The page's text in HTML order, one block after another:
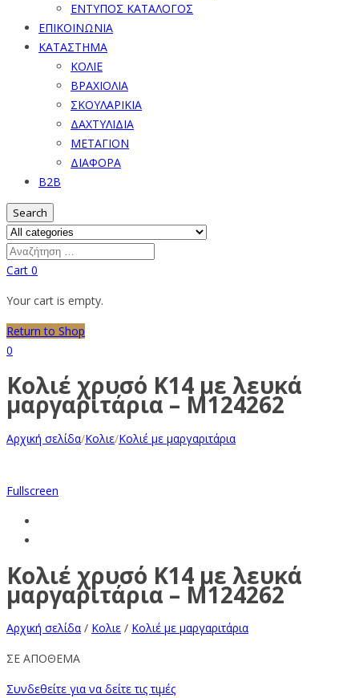
ΕΝΤΥΠΟΣ ΚΑΤΑΛΟΓΟΣ
ΕΠΙΚΟΙΝΩΝΙΑ
ΚΑΤΑΣΤΗΜΑ
ΚΟΛΙΕ
ΒΡΑΧΙΟΛΙΑ
ΣΚΟΥΛΑΡΙΚΙΑ
ΔΑΧΤΥΛΙΔΙΑ
ΜΕΤΑΓΙΟΝ
ΔΙΑΦΟΡΑ
B2B
Search
Cart 0
Your cart is empty.
Return to Shop
0
Κολιέ χρυσό Κ14 με λευκά
μαργαριτάρια – M124262
Αρχική σελίδα/Κολιε/Κολιέ με μαργαριτάρια
Fullscreen
Κολιέ χρυσό Κ14 με λευκά
μαργαριτάρια – M124262
Αρχική σελίδα / Κολιε / Κολιέ με μαργαριτάρια
ΣΕ ΑΠΟΘΕΜΑ
Συνδεθείτε για να δείτε τις τιμές